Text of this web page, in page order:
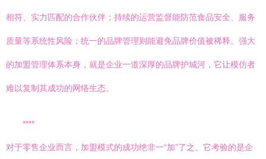
相符、实力匹配的合作伙伴；持续的运营监督能防范食品安全、服务
质量等系统性风险；统一的品牌管理则能避免品牌价值被稀释。强大
的加盟管理体系本身，就是企业一道深厚的品牌护城河，它让模仿者
难以复制其成功的网络生态。
****
对于零售企业而言，加盟模式的成功绝非一“加”了之。它考验的是企